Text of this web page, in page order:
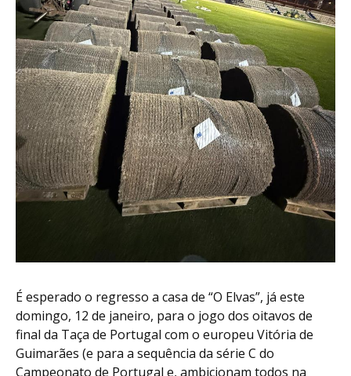
É esperado o regresso a casa de “O Elvas”, já este
domingo, 12 de janeiro, para o jogo dos oitavos de
final da Taça de Portugal com o europeu Vitória de
Guimarães (e para a sequência da série C do
Campeonato de Portugal e, ambicionam todos na